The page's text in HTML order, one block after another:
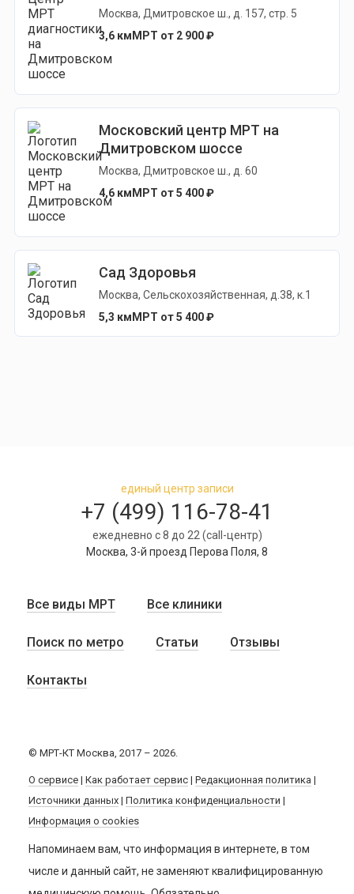
Москва, Дмитровское ш., д. 157, стр. 5
3,6 км МРТ от 2 900 ₽
Московский центр МРТ на
Дмитровском шоссе
Москва, Дмитровское ш., д. 60
4,6 км МРТ от 5 400 ₽
Сад Здоровья
Москва, Сельскохозяйственная, д.38, к.1
5,3 км МРТ от 5 400 ₽
единый центр записи
+7 (499) 116-78-41
ежедневно с 8 до 22 (call-центр)
Москва, 3-й проезд Перова Поля, 8
Все виды МРТ Все клиники
Поиск по метро Статьи Отзывы
Контакты
© МРТ-КТ Москва, 2017 – 2026.
О сервисе| Как работает сервис| Редакционная политика |
Источники данных| Политика конфиденциальности |
Информация о cookies
Напоминаем вам, что информация в интернете, в том
числе и данный сайт, не заменяют квалифицированную